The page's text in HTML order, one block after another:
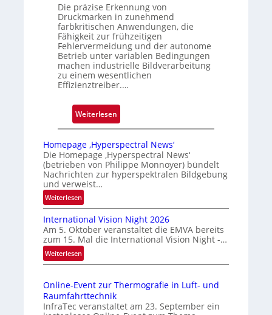
Die präzise Erkennung von
Druckmarken in zunehmend
farbkritischen Anwendungen, die
Fähigkeit zur frühzeitigen
Fehlervermeidung und der autonome
Betrieb unter variablen Bedingungen
machen industrielle Bildverarbeitung
zu einem wesentlichen
Effizienztreiber.…
Weiterlesen:
Z
v
e
r
s
s
i
e
D
r
u
Homepage ‚Hyperspectral News‘
Die Homepage ‚Hyperspectral News‘
(betrieben von Philippe Monnoyer) bündelt
Nachrichten zur hyperspektralen Bildgebung
und verweist…
Weiterlesen:
H
o
m
e
p
a
e
‚
H
International Vision Night 2026
Am 5. Oktober veranstaltet die EMVA bereits
zum 15. Mal die International Vision Night -…
Weiterlesen:
I
t
e
r
Online-Event zur Thermografie in Luft- und
Raumfahrttechnik
InfraTec veranstaltet am 23. September ein